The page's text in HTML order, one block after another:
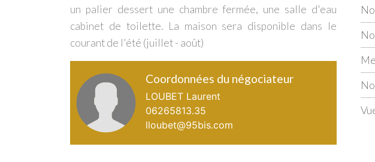
un palier dessert une chambre fermée, une salle d'eau
cabinet de toilette. La maison sera disponible dans le
courant de l'été (juillet - août)
Coordonnées du négociateur
LOUBET Laurent
06265813.35
lloubet@95bis.com